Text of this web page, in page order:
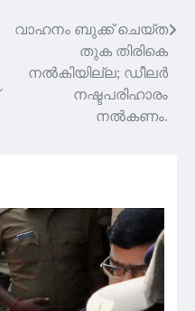
വാഹനം ബുക്ക് ചെയ്ത
തുക തിരികെ
നൽകിയില്ല; ഡീലർ
നഷ്ടപരിഹാരം
നൽകണം.